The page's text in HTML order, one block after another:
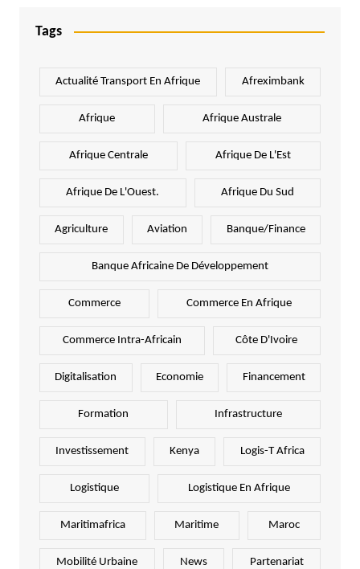
Tags
Actualité Transport En Afrique Afreximbank
Afrique Afrique Australe
Afrique Centrale Afrique De L'Est
Afrique De L'Ouest. Afrique Du Sud
Agriculture Aviation Banque/Finance
Banque Africaine De Développement
Commerce Commerce En Afrique
Commerce Intra-Africain Côte D'Ivoire
Digitalisation Economie Financement
Formation Infrastructure
Investissement Kenya Logis-T Africa
Logistique Logistique En Afrique
Maritimafrica Maritime Maroc
Mobilité Urbaine News Partenariat